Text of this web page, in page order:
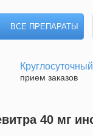
ВСЕ ПРЕПАРАТЫ
Круглосуточный
прием заказов
40 мг